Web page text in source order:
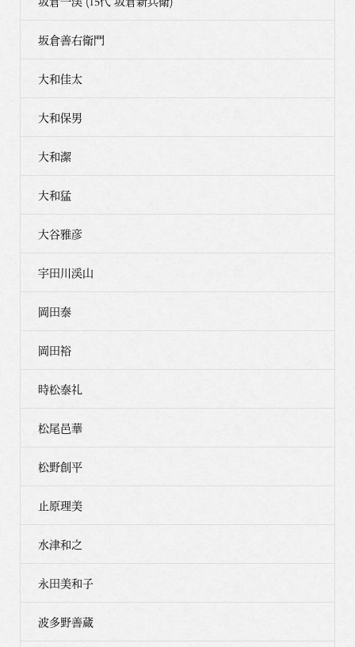
坂倉善右衛門
大和佳太
大和保男
大和潔
大和猛
大谷雅彦
宇田川渓山
岡田泰
岡田裕
時松泰礼
松尾邑華
松野創平
止原理美
水津和之
永田美和子
波多野善蔵